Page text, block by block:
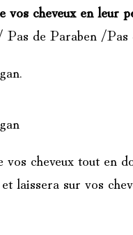
cheveux en leur
de Paraben /
cheveux tout en
sur vos